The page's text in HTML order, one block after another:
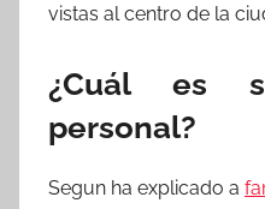
vistas al centro de la
¿Cuál es
personal?
Segun ha explicado a